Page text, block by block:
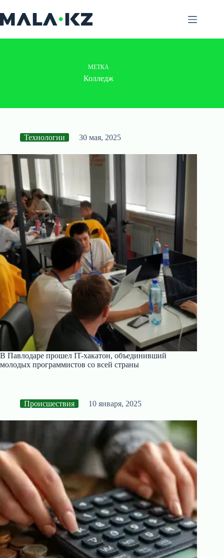
к
сути
МЕТКА
Колледж
Технологии 30 мая, 2025
В Павлодаре прошел IT-хакатон, объединивший
молодых программистов со всей страны
Происшествия 10 января, 2025